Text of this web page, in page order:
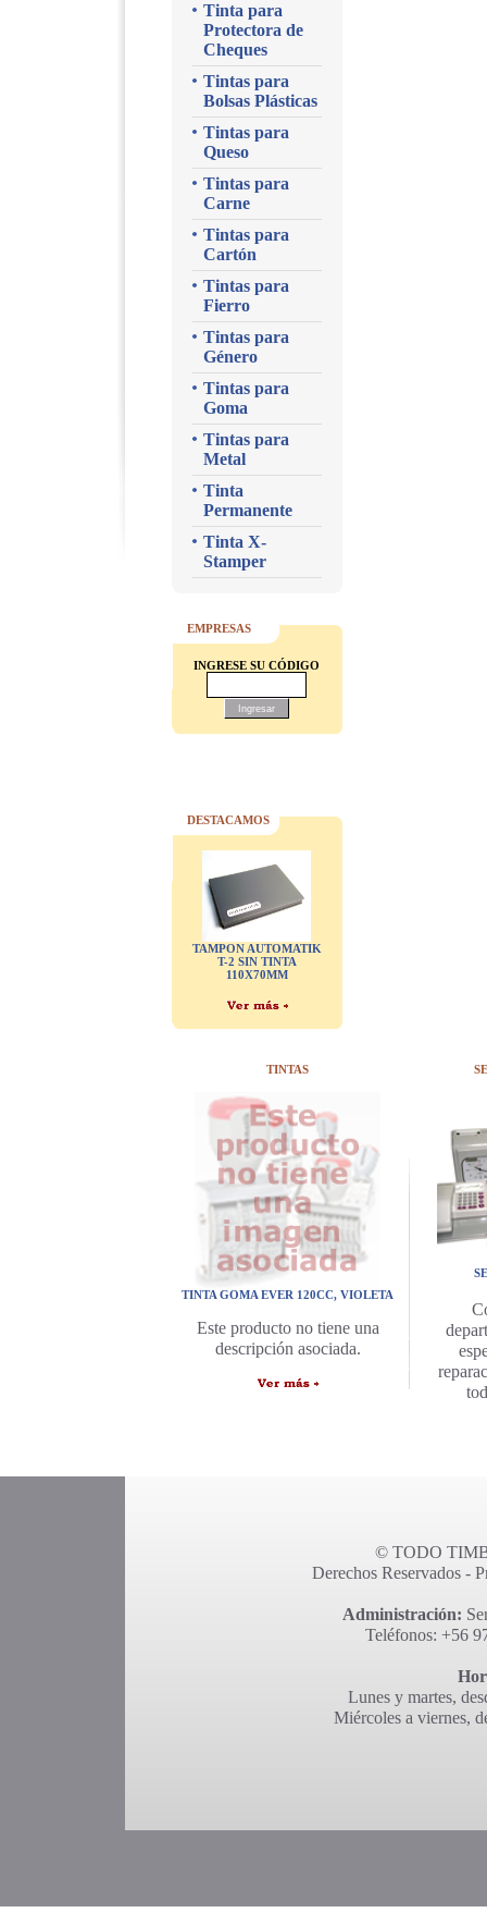
Tinta para
Protectora de
Cheques
Tintas para
Bolsas Plásticas
Tintas para
Queso
Tintas para
Carne
Tintas para
Cartón
Tintas para
Fierro
Tintas para
Género
Tintas para
Goma
Tintas para
Metal
Tinta
Permanente
Tinta X-
Stamper
EMPRESAS
INGRESE SU CÓDIGO
DESTACAMOS
TAMPON AUTOMATIK
T-2 SIN TINTA
110X70MM
TINTAS
TINTA GOMA EVER 120CC, VIOLETA
Este producto no tiene una
descripción asociada.
© TODO
Derechos Reservados -
Administración:
Teléfonos: +56
Lunes y martes,
Miércoles a viernes,